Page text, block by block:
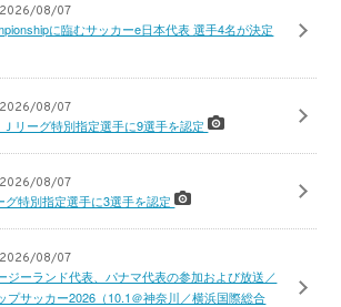
2026/08/07
に臨むサッカーe日本代表 選手4名が決定
2026/08/07
リーグ特別指定選手に9選手を認定
2026/08/07
グ特別指定選手に3選手を認定
2026/08/07
ジーランド代表、パナマ代表の参加および放送／
サッカー2026（10.1＠神奈川／横浜国際総合